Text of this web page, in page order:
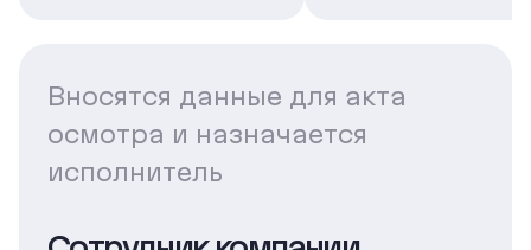
Вносятся данные для акта
осмотра и назначается
исполнитель